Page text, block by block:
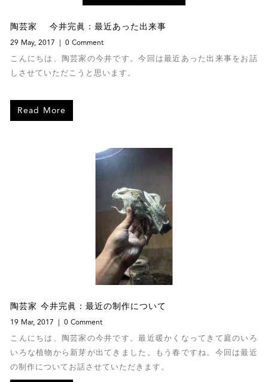
陶芸家 今井完眞：最近あった出来事
29 May, 2017 0 Comment
こんにちは、陶芸家の今井です。今回は最近あった出来事をお話
しさせていただこうと思います。
Read More
陶芸家 今井完眞：最近の制作について
19 Mar, 2017 0 Comment
こんにちは、陶芸家の今井です。最近暖かくなってきて庭のいろ
いろな植物から新芽が出てきました。もう春ですね。今回は最近
の制作についてお話させていただきます。